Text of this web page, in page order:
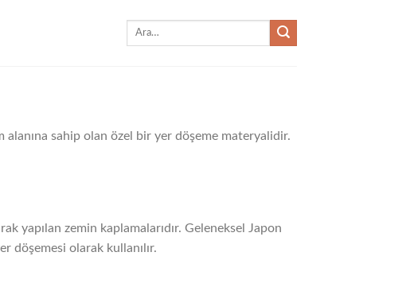
Ara:
alanına sahip olan özel bir yer döşeme materyalidir.
yapılan zemin kaplamalarıdır. Geleneksel Japon
döşemesi olarak kullanılır.